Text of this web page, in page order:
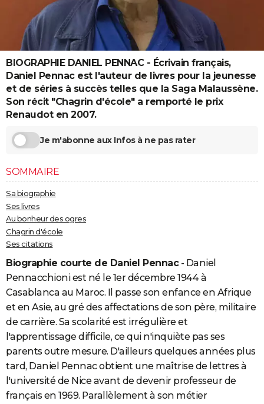
Destinations
City break
Voyage nature
Voyage de noces
PHOTO
GUIDES D'ACHAT
BONS PLANS
CARTE DE VOEUX
Carte de Noël
Carte Bonne année
Carte Saint-Valentin
Carte Pâques
Carte d'anniversaire
DICTIONNAIRE
Dictionnaire
Biographies
Citations
Expressions
Proverbes
PROGRAMME TV
AVIS DE DÉCÈS
FORUM
BIOGRAPHIE DANIEL PENNAC - Écrivain français,
Daniel Pennac est l'auteur de livres pour la jeunesse
et de séries à succès telles que la Saga Malaussène.
Son récit "Chagrin d'école" a remporté le prix
Renaudot en 2007.
Je m'abonne aux Infos à ne pas rater
SOMMAIRE
Sa biographie
Ses livres
Au bonheur des ogres
Chagrin d'école
Ses citations
Biographie courte de Daniel Pennac- Daniel
Pennacchioni est né le 1er décembre 1944 à
Casablanca au Maroc. Il passe son enfance en Afrique
et en Asie, au gré des affectations de son père, militaire
de carrière. Sa scolarité est irrégulière et
l'apprentissage difficile, ce qui n'inquiète pas ses
parents outre mesure. D'ailleurs quelques années plus
tard, Daniel Pennac obtient une maîtrise de lettres à
l'université de Nice avant de devenir professeur de
français en 1969. Parallèlement à son métier